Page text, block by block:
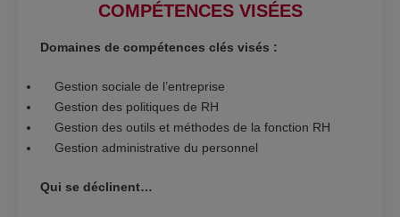
COMPÉTENCES VISÉES
Domaines de compétences clés visés :
Gestion sociale de l’entreprise
Gestion des politiques de RH
Gestion des outils et méthodes de la fonction RH
Gestion administrative du personnel
Qui se déclinent…